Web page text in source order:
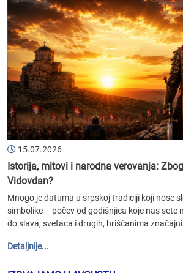
15.07.2026
Istorija, mitovi i narodna verovanja:
Vidovdan?
Mnogo je datuma u srpskoj tradiciji koji nose
simbolike – počev od godišnjica koje nas sete
do slava, svetaca i drugih, hrišćanima
Detaljnije...